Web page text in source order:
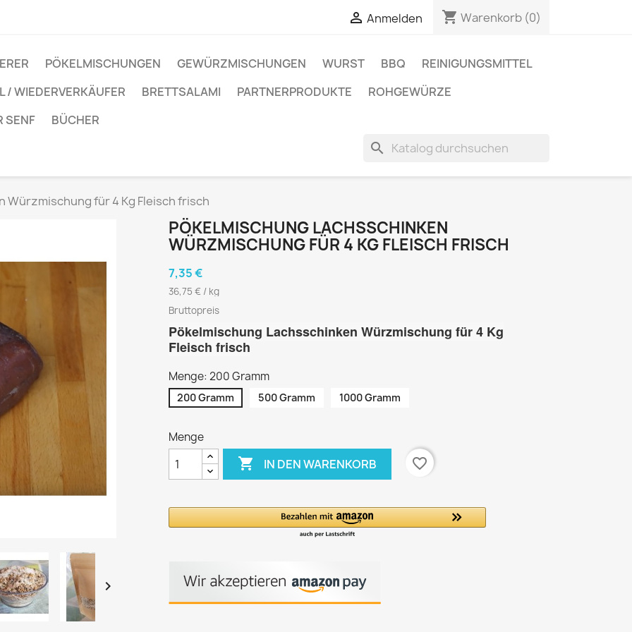
 Anmelden shopping_cart Warenkorb (0)
PÖKELMISCHUNGEN GEWÜRZMISCHUNGEN WURST BBQ
REINIGUNGSMITTEL
/ WIEDERVERKÄUFER
BRETTSALAMI PARTNERPRODUKTE
ROHGEWÜRZE
SENF
BÜCHER
search
Würzmischung für 4 Kg Fleisch frisch

PÖKELMISCHUNG LACHSSCHINKEN
WÜRZMISCHUNG FÜR 4 KG FLEISCH FRISCH
7,35 €
36,75 € / kg
Bruttopreis
Pökelmischung Lachsschinken Würzmischung für 4 Kg
Fleisch frisch
Menge: 200 Gramm
200 Gramm 500 Gramm 1000 Gramm
Menge
 IN DEN WARENKORB favorite_border